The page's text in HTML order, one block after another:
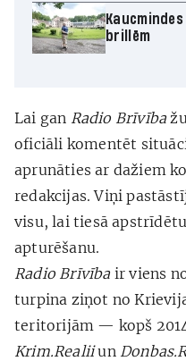
brillēm
Lai gan Radio Brīvība
oficiāli komentēt
aprunāties ar dažiem
redakcijas. Viņi
visu, lai tiesā
apturēšanu.
Radio Brīvībair viens
turpina ziņot no
teritorijām — kopš
Krim.Realiiun